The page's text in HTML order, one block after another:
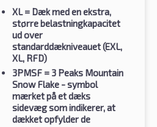
XL= Dæk med en ekstra,
større belastningkapacitet
ud over
standarddækniveauet (EXL,
XL, RFD)
3PMSF = 3 Peaks Mountain
Snow Flake - symbol
mærket på et dæks
sidevæg som indikerer, at
dækket opfylder de